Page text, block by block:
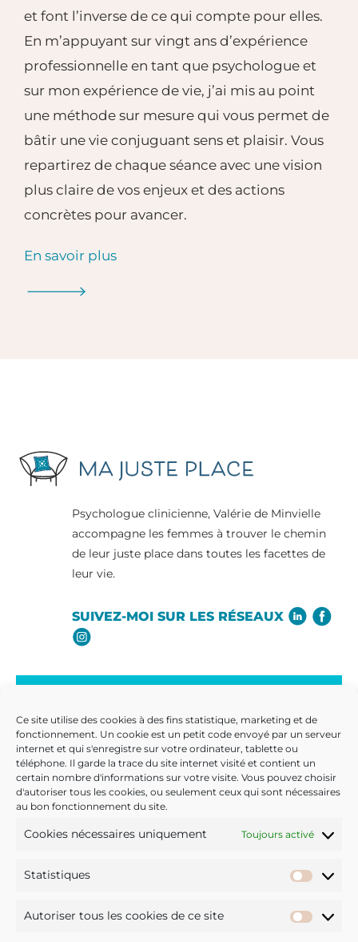
Ce site utilise des cookies à des fins statistique, marketing et de
fonctionnement. Un cookie est un petit code envoyé par un serveur
internet et qui s'enregistre sur votre ordinateur, tablette ou
téléphone. Il garde la trace du site internet visité et contient un
certain nombre d'informations sur votre visite. Vous pouvez choisir
d'autoriser tous les cookies, ou seulement ceux qui sont nécessaires
au bon fonctionnement du site.
Cookies nécessaires uniquement Toujours activé
Statistiques
Autoriser tous les cookies de ce site
et font l’inverse de ce qui compte pour elles.
En m’appuyant sur vingt ans d’expérience
professionnelle en tant que psychologue et
sur mon expérience de vie, j’ai mis au point
une méthode sur mesure qui vous permet de
bâtir une vie conjuguant sens et plaisir. Vous
repartirez de chaque séance avec une vision
plus claire de vos enjeux et des actions
concrètes pour avancer.
En savoir plus
Psychologue clinicienne, Valérie de Minvielle
accompagne les femmes à trouver le chemin
de leur juste place dans toutes les facettes de
leur vie.
SUIVEZ-MOI SUR LES RÉSEAUX
INSPIRATIONS, CONSEILS :
RECEVEZ DES “DÉCLICS” DANS VOTRE BOÎTE MAIL
Inscrivez-vous
SÉANCE OFFERTE